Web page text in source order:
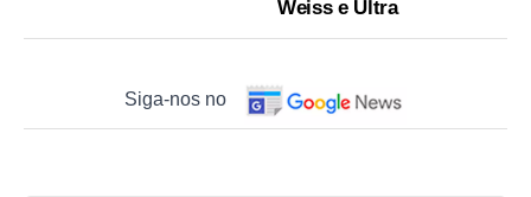
Weiss e Ultra
Siga-nos no